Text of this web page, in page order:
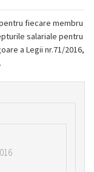
fiecare membru
salariale pentru
a Legii nr.71/2016,